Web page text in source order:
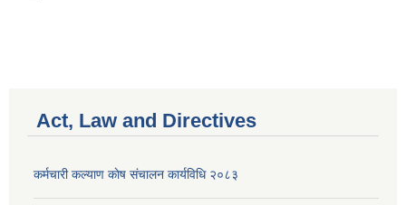
Act, Law and Directives
कर्मचारी कल्याण काेष संचालन कार्यविधि २०८३